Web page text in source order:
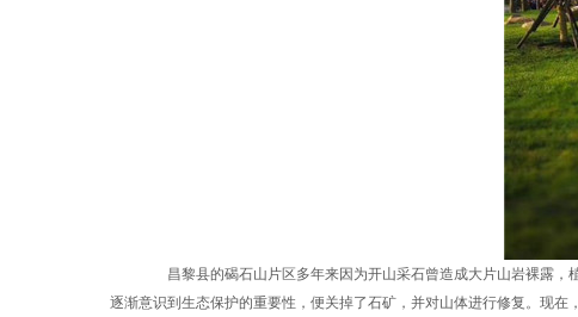
昌黎县的碣石山片区多年来因为开山采石曾造成大片山岩裸露，植被
逐渐意识到生态保护的重要性，便关掉了石矿，并对山体进行修复。现